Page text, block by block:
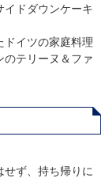
イドダウンケーキ
ドイツの家庭料理
のテリーヌ＆ファ
ず、持ち帰りに